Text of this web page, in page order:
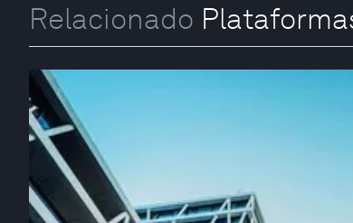
Relacionado